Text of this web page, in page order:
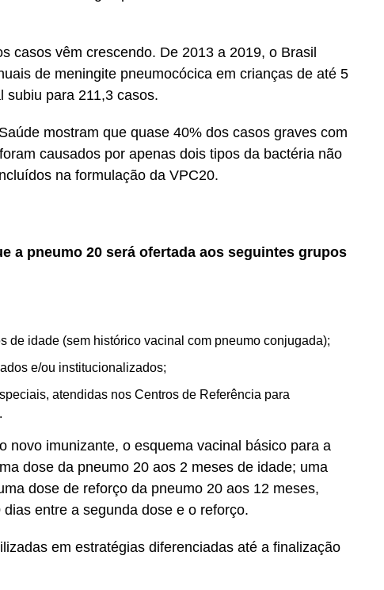
casos vêm crescendo. De 2013 a 2019, o Brasil
de meningite pneumocócica em crianças de até 5
subiu para 211,3 casos.
mostram que quase 40% dos casos graves com
causados por apenas dois tipos da bactéria não
na formulação da VPC20.
a pneumo 20 será ofertada aos seguintes grupos
de idade (sem histórico vacinal com pneumo conjugada);
e/ou institucionalizados;
atendidas nos Centros de Referência para
novo imunizante, o esquema vacinal básico para a
dose da pneumo 20 aos 2 meses de idade; uma
dose de reforço da pneumo 20 aos 12 meses,
entre a segunda dose e o reforço.
em estratégias diferenciadas até a finalização